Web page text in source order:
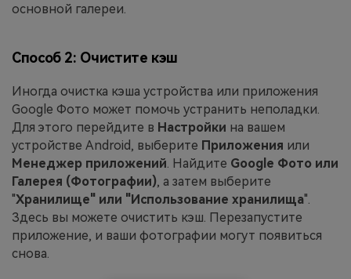
основной галереи.
Способ 2: Очистите кэш
Иногда очистка кэша устройства или приложения
Google Фото может помочь устранить неполадки.
Для этого перейдите в Настройки на вашем
устройстве Android, выберите Приложения или
Менеджер приложений . Найдите Google Фото или
Галерея (Фотографии), а затем выберите
"Хранилище" или "Использование хранилища".
Здесь вы можете очистить кэш. Перезапустите
приложение, и ваши фотографии могут появиться
снова.